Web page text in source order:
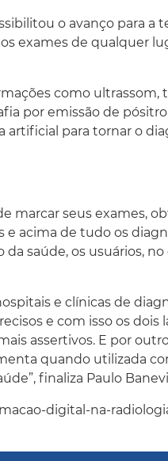
o avanço para a
exames de qualquer
como
por emissão de
para tornar o
marcar seus exames,
acima de tudo os
saúde, os usuários,
e clínicas de
e com isso os dois
assertivos. E por
quando utilizada
finaliza Paulo
digital-na-